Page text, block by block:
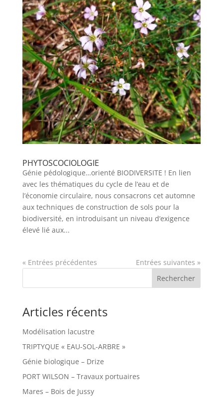
PHYTOSCOCIOLOGIE
Génie pédologique…orienté BIODIVERSITE ! En lien
avec les thématiques du cycle de l’eau et de
l’économie circulaire, nous consacrons cet automne
aux techniques de construction de sols pour la
biodiversité, en introduisant un niveau d’exigence
élevé lié aux...
« Entrées précédentes Entrées suivantes »
Articles récents
Modélisation lacustre
TRIPTYQUE « EAU-SOL-ARBRE »
Génie biologique – Drize
PORT WILSON – Travaux portuaires
Mares – Bois de Jussy